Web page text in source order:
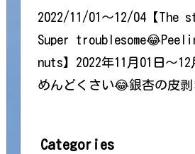
2022/11/01～12/04【The
Super
nuts】2022年11月01日～
めんどくさい😂銀杏の皮剥
Categories